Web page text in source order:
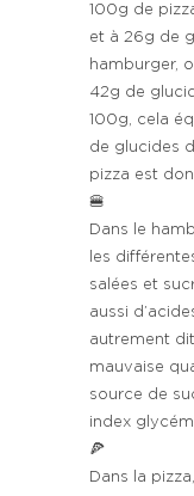
100g de
et à 26g de
hamburger,
42g de
100g, cela
de glucides
pizza est
🍔
Dans le
les
salées et
aussi
autrement
mauvaise
source de
index
🍕
Dans la